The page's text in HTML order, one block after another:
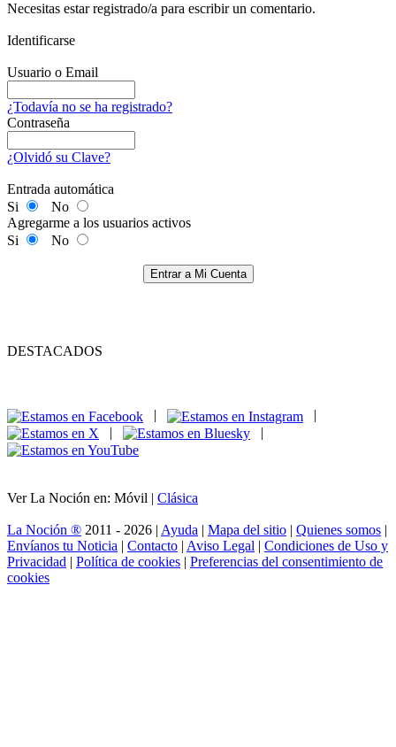
Necesitas estar registrado/a para escribir un comentario.
Identificarse
Usuario o Email
¿Todavía no se ha registrado?
Contraseña
¿Olvidó su Clave?
Entrada automática
Si
No
Agregarme a los usuarios activos
Si
No
Entrar a Mi Cuenta
DESTACADOS
|
|
Ver La Noción en: Móvil | Clásica
La Noción ® 2011 - 2026 | Ayuda | Mapa del sitio | Quienes somos |
Envíanos tu Noticia | Contacto | Aviso Legal | Condiciones de Uso y
Privacidad | Política de cookies | Preferencias del consentimiento de
cookies